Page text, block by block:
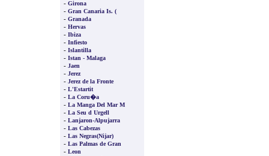
- Girona
- Gran Canaria Is. (
- Granada
- Hervas
- Ibiza
- Infiesto
- Islantilla
- Istan - Malaga
- Jaen
- Jerez
- Jerez de la Fronte
- L'Estartit
- La Coru�a
- La Manga Del Mar M
- La Seu d Urgell
- Lanjaron-Alpujarra
- Las Cabezas
- Las Negras(Nijar)
- Las Palmas de Gran
- Leon